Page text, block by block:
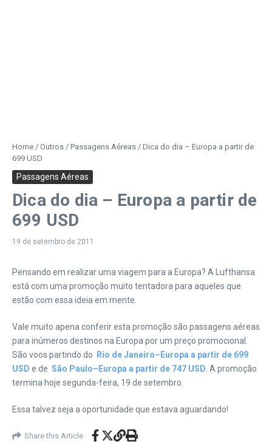
Home / Outros / Passagens Aéreas / Dica do dia – Europa a partir de
699 USD
Passagens Aéreas
Dica do dia – Europa a partir de
699 USD
19 de setembro de 2011
Pensando em realizar uma viagem para a Europa? A Lufthansa
está com uma promoção muito tentadora para aqueles que
estão com essa ideia em mente.
Vale muito apena conferir esta promoção são passagens aéreas
para inúmeros destinos na Europa por um preço promocional.
São voos partindo do
Rio de Janeiro–Europa a partir de 699
USD e de São Paulo–Europa a partir de 747 USD . A promoção
termina hoje segunda-feira, 19 de setembro.
Essa talvez seja a oportunidade que estava aguardando!
Share this Article